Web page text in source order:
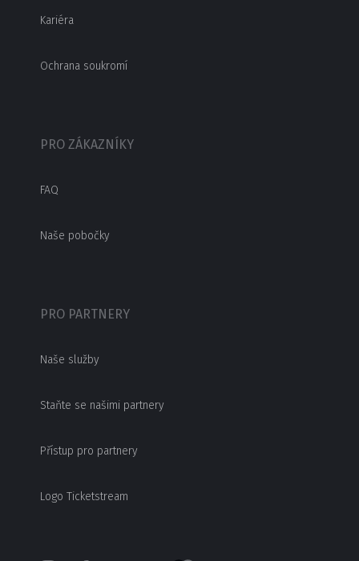
Kariéra
Ochrana soukromí
PRO ZÁKAZNÍKY
FAQ
Naše pobočky
PRO PARTNERY
Naše služby
Staňte se našimi partnery
Přístup pro partnery
Logo Ticketstream